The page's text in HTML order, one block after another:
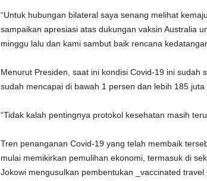
“Untuk hubungan bilateral saya senang melihat
sampaikan apresiasi atas dukungan vaksin Australia
minggu lalu dan kami sambut baik rencana
Menurut Presiden, saat ini kondisi Covid-19 ini sudah
sudah mencapai di bawah 1 persen dan lebih 185 juta
“Tidak kalah pentingnya protokol kesehatan masih
Tren penanganan Covid-19 yang telah membaik
mulai memikirkan pemulihan ekonomi, termasuk di
Jokowi mengusulkan pembentukan _vaccinated